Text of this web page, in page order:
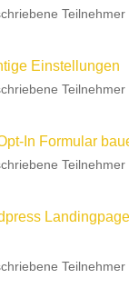
Teilnehmer
Einstellungen
Teilnehmer
In Formular
Teilnehmer
Teilnehmer